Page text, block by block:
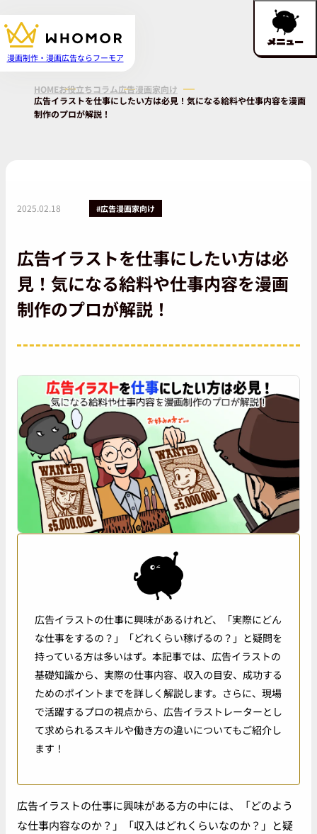
漫画制作・漫画広告ならフーモア
メニュー
HOMEお役立ちコラム広告漫画家向け
広告イラストを仕事にしたい方は必見！気になる給料や仕事内容を漫画
制作のプロが解説！
2025.02.18 #広告漫画家向け
広告イラストを仕事にしたい方は必
見！気になる給料や仕事内容を漫画
制作のプロが解説！
広告イラストの仕事に興味があるけれど、「実際にどん
な仕事をするの？」「どれくらい稼げるの？」と疑問を
持っている方は多いはず。本記事では、広告イラストの
基礎知識から、実際の仕事内容、収入の目安、成功する
ためのポイントまでを詳しく解説します。さらに、現場
で活躍するプロの視点から、広告イラストレーターとし
て求められるスキルや働き方の違いについてもご紹介し
ます！
広告イラストの仕事に興味がある方の中には、「どのよう
な仕事内容なのか？」「収入はどれくらいなのか？」と疑